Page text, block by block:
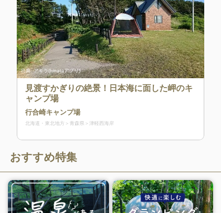
出典:アキラ(hinataアプリ)
見渡すかぎりの絶景！日本海に面した岬のキ
ャンプ場
行合崎キャンプ場
北海道・東北地方 青森県 津軽西海岸
おすすめ特集